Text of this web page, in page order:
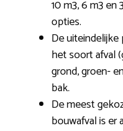
10 m3, 6 m3
opties.
De
het soort afval
grond, groen-
bak.
De meest
bouwafval is er